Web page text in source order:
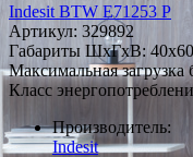
Indesit BTW E71253 P
Артикул: 329892
Габариты ШxГxВ:
Максимальная загрузка
Класс
Производитель:
Indesit